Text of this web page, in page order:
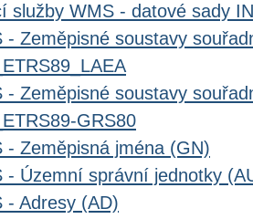
služby WMS - datové sady
- Zeměpisné soustavy
- Zeměpisné soustavy
GRS80
- Zeměpisná jména (GN)
- Územní správní jednotky
- Adresy (AD)